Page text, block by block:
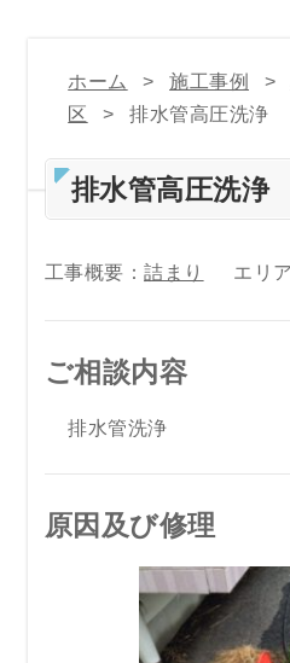
ホーム 施工事例
区
排水管高圧洗浄
排水管高圧洗浄
工事概要：詰まり エリ
ご相談内容
排水管洗浄
原因及び修理